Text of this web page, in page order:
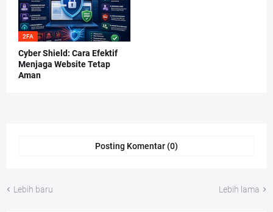
2FA
Cyber Shield: Cara Efektif
Menjaga Website Tetap
Aman
Posting Komentar (0)
Lebih baru Lebih lama